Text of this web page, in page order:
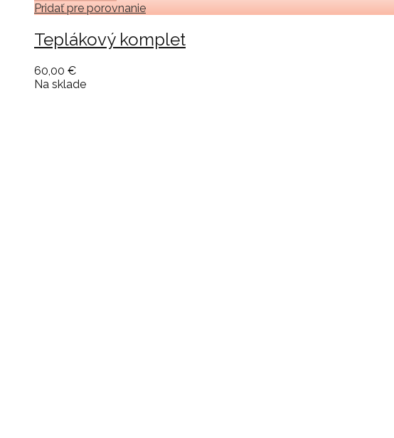
Pridať pre porovnanie
Teplákový komplet
60,00 €
Na sklade